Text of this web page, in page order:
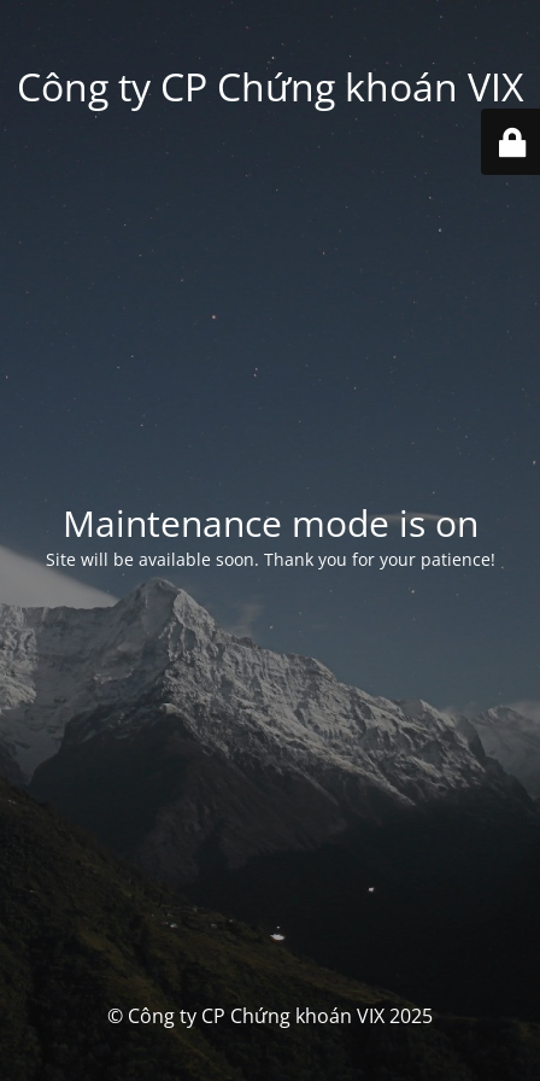
Công ty CP Chứng khoán VIX
Maintenance mode is on
Site will be available soon. Thank you for your patience!
© Công ty CP Chứng khoán VIX 2025